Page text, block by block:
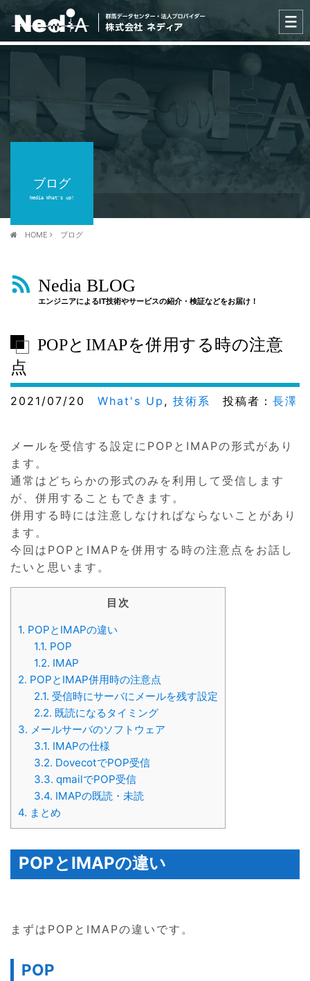
ブログ
Nedia What's up!
HOME ブログ
Nedia BLOG
エンジニアによるIT技術やサービスの紹介・検証などをお届け！
POPとIMAPを併用する時の注意
点
2021/07/20 What's Up , 技術系 投稿者： 長澤
メールを受信する設定にPOPとIMAPの形式があり
ます。
通常はどちらかの形式のみを利用して受信します
が、併用することもできます。
併用する時には注意しなければならないことがあり
ます。
今回はPOPとIMAPを併用する時の注意点をお話し
たいと思います。
目次
1. POPとIMAPの違い
1.1. POP
1.2. IMAP
2. POPとIMAP併用時の注意点
2.1. 受信時にサーバにメールを残す設定
2.2. 既読になるタイミング
3. メールサーバのソフトウェア
3.1. IMAPの仕様
3.2. DovecotでPOP受信
3.3. qmailでPOP受信
3.4. IMAPの既読・未読
4. まとめ
POPとIMAPの違い
まずはPOPとIMAPの違いです。
POP